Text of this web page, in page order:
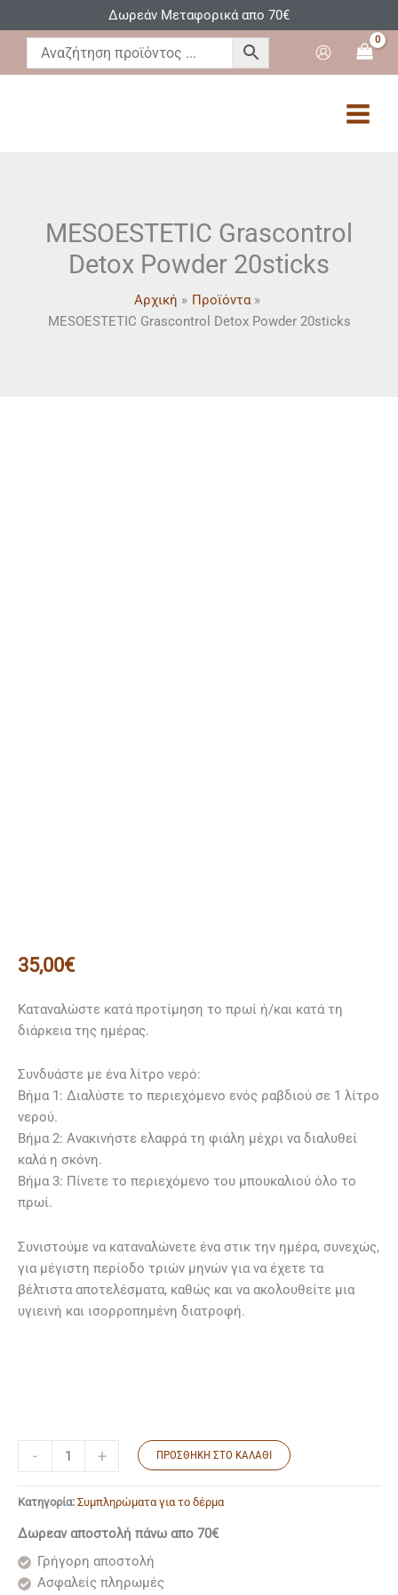
στο
περιεχόμενο
Δωρεάν Μεταφορικά απο 70€
MESOESTETIC Grascontrol
Detox Powder 20sticks
Αρχική
Προϊόντα
MESOESTETIC Grascontrol Detox Powder 20sticks
35,00€
Καταναλώστε κατά προτίμηση το πρωί ή/και κατά τη
διάρκεια της ημέρας.
Συνδυάστε με ένα λίτρο νερό:
Βήμα 1: Διαλύστε το περιεχόμενο ενός ραβδιού σε 1 λίτρο
νερού.
Βήμα 2: Ανακινήστε ελαφρά τη φιάλη μέχρι να διαλυθεί
καλά η σκόνη.
Βήμα 3: Πίνετε το περιεχόμενο του μπουκαλιού όλο το
πρωί.
Συνιστούμε να καταναλώνετε ένα στικ την ημέρα, συνεχώς,
για μέγιστη περίοδο τριών μηνών για να έχετε τα
βέλτιστα αποτελέσματα, καθώς και να ακολουθείτε μια
υγιεινή και ισορροπημένη διατροφή.
- + ΠΡΟΣΘΉΚΗ ΣΤΟ ΚΑΛΆΘΙ
Κατηγορία: Συμπληρώματα για το δέρμα
Δωρεαν αποστολή πάνω απο 70€
Γρήγορη αποστολή
Ασφαλείς πληρωμές